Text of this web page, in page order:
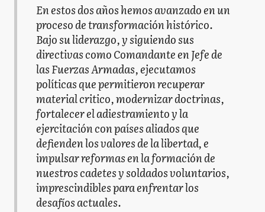
En estos dos años hemos avanzado en un
proceso de transformación histórico.
Bajo su liderazgo, y siguiendo sus
directivas como Comandante en Jefe de
las Fuerzas Armadas, ejecutamos
políticas que permitieron recuperar
material critico, modernizar doctrinas,
fortalecer el adiestramiento y la
ejercitación con países aliados que
defienden los valores de la libertad, e
impulsar reformas en la formación de
nuestros cadetes y soldados voluntarios,
imprescindibles para enfrentar los
desafíos actuales.